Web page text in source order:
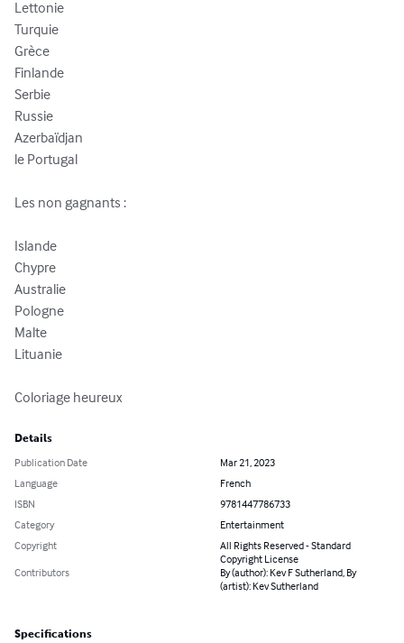
Lettonie
Turquie
Grèce
Finlande
Serbie
Russie
Azerbaïdjan
le Portugal
Les non gagnants :
Islande
Chypre
Australie
Pologne
Malte
Lituanie
Coloriage heureux
Details
Publication Date
Mar 21, 2023
Language
French
ISBN
9781447786733
Category
Entertainment
Copyright
All Rights Reserved - Standard
Copyright License
Contributors
By (author): Kev F Sutherland, By
(artist): Kev Sutherland
Specifications